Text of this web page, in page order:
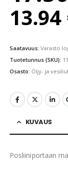
13.94
Saatavuus: Varasto
Tuotetunnus (SKU):
Osasto: Öljy- ja
KUVAUS
Posliiniportaan